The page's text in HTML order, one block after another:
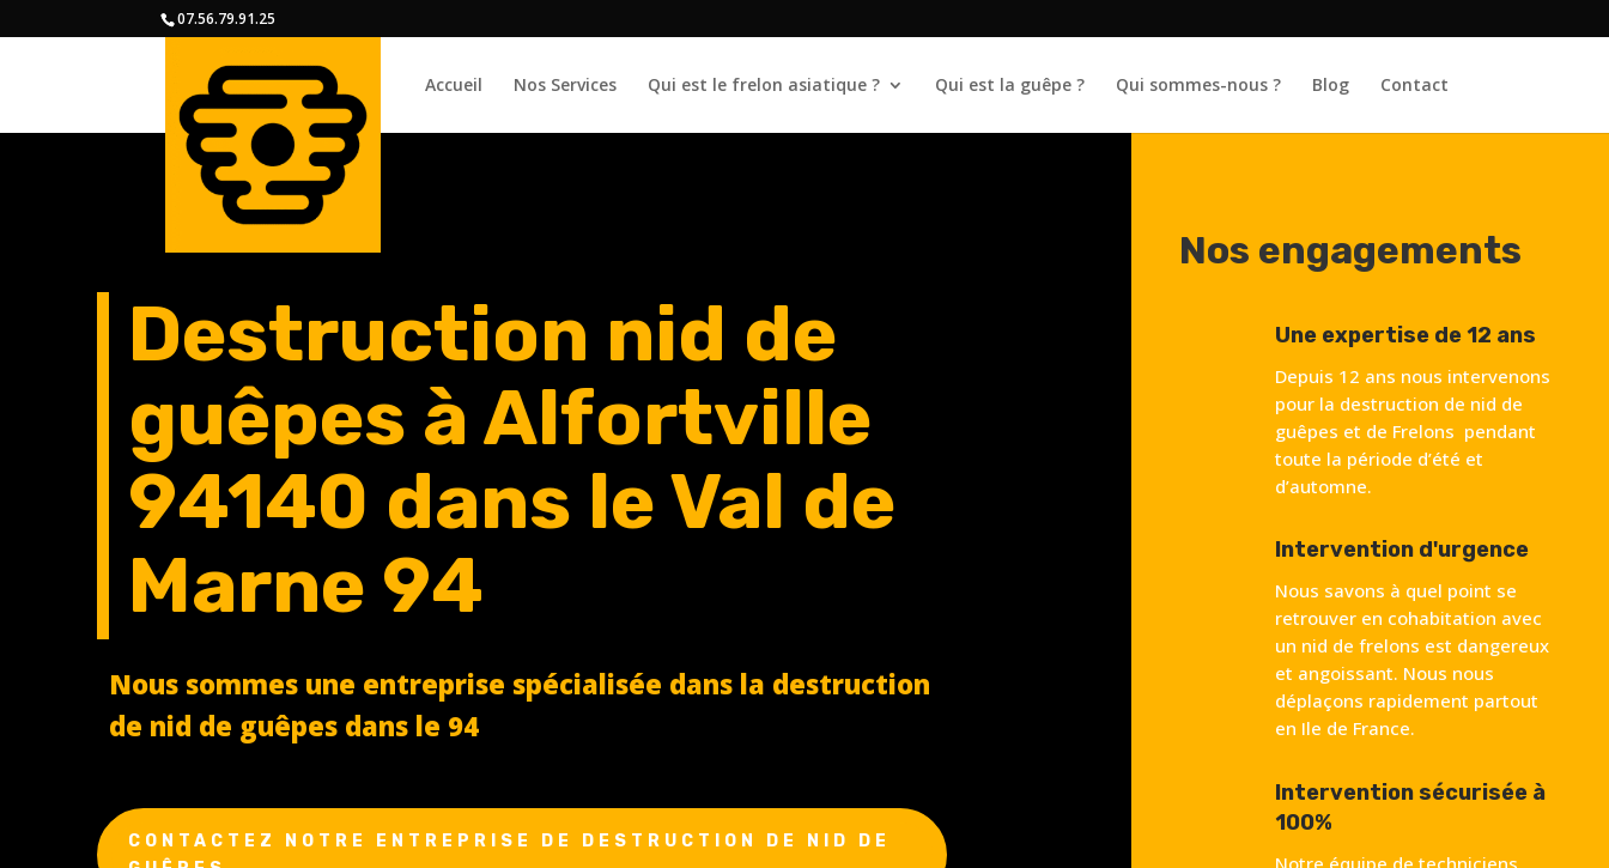
07.56.79.91.25
Accueil Nos Services Qui est le frelon asiatique ? Qui est la guêpe ? Qui sommes-nous ? Blog Contact
Destruction nid de
guêpes à Alfortville
94140 dans le Val de
Marne 94
Nous sommes une entreprise spécialisée dans la destruction
de nid de guêpes dans le 94
CONTACTEZ NOTRE ENTREPRISE DE DESTRUCTION DE NID DE
Nos engagements
Une expertise de 12 ans
Depuis 12 ans nous intervenons
pour la destruction de nid de
guêpes et de Frelons pendant
toute la période d’été et
d’automne.
Intervention d'urgence
Nous savons à quel point se
retrouver en cohabitation avec
un nid de frelons est dangereux
et angoissant. Nous nous
déplaçons rapidement partout
en Ile de France.
Intervention sécurisée à
100%
Notre équipe de techniciens